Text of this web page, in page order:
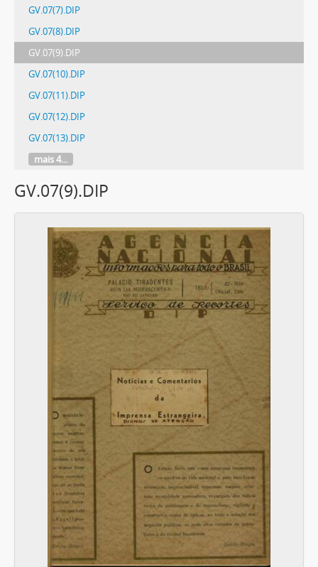
GV.07(7).DIP
GV.07(8).DIP
GV.07(9).DIP
GV.07(10).DIP
GV.07(11).DIP
GV.07(12).DIP
GV.07(13).DIP
mais 4...
GV.07(9).DIP